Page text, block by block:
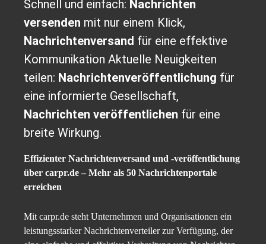
Schnell und einfach: Nachrichten
versenden mit nur einem Klick,
Nachrichtenversand für eine effektive
Kommunikation Aktuelle Neuigkeiten
teilen: Nachrichtenveröffentlichung für
eine informierte Gesellschaft,
Nachrichten veröffentlichen für eine
breite Wirkung.
Effizienter Nachrichtenversand und -veröffentlichung
über carpr.de – Mehr als 50 Nachrichtenportale
erreichen
Mit carpr.de steht Unternehmen und Organisationen ein
leistungsstarker Nachrichtenverteiler zur Verfügung, der